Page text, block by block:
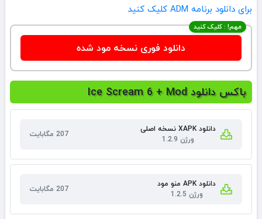
برای دانلود برنامه ADM کلیک کنید
مهم! : کلیک کنید
دانلود فوری نسخه مود شده
باکس دانلود Ice Scream 6 + Mod
دانلود XAPK نسخه اصلی
ورژن 1.2.9
207 مگابایت
دانلود APK منو مود
ورژن 1.2.5
207 مگابایت